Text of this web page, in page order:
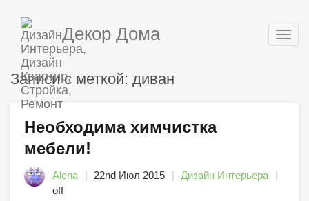
Декор Дома
Записи с меткой: диван
Необходима химчистка
мебели!
Alena 22nd Июл 2015
Дизайн Интерьера
off